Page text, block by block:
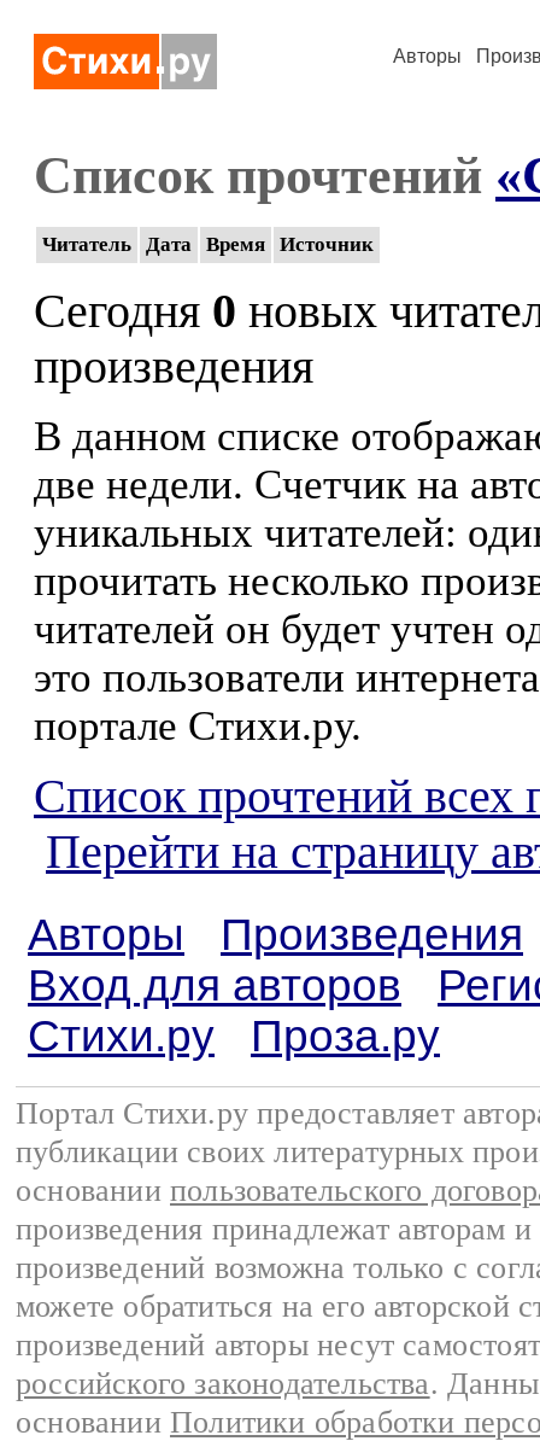
Авторы
Список прочтений
Читатель Дата Время Источник
Сегодня 0 новых
произведения
В данном списке
две недели. Счетчик на
уникальных читателей:
прочитать несколько
читателей он будет учтен
это пользователи
портале Стихи.ру.
Список прочтений всех
Перейти на страницу
Авторы
Произведения
Вход для авторов
Стихи.ру
Проза.ру
Портал Стихи.ру предоставляет
публикации своих литературных
основании пользовательского
произведения принадлежат авторам
произведений возможна только с
можете обратиться на его авторской
произведений авторы несут
российского законодательства.
основании Политики обработки